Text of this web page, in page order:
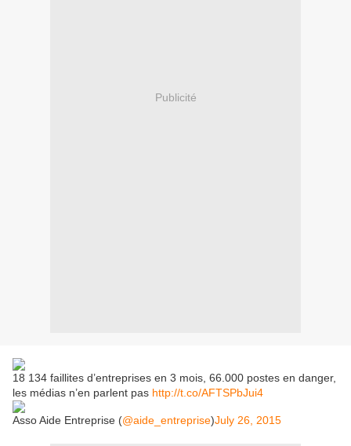
Publicité
18 134 faillites d’entreprises en 3 mois, 66.000 postes en danger,
les médias n’en parlent pas http://t.co/AFTSPbJui4
Asso Aide Entreprise (@aide_entreprise)July 26, 2015